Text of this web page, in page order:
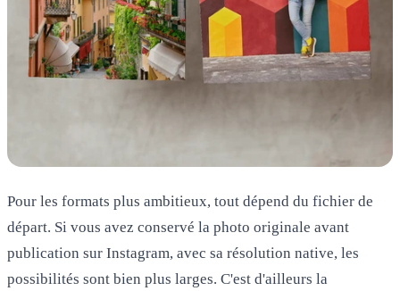
Pour les formats plus ambitieux, tout dépend du fichier de
départ. Si vous avez conservé la photo originale avant
publication sur Instagram, avec sa résolution native, les
possibilités sont bien plus larges. C'est d'ailleurs la